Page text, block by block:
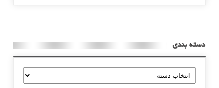
دسته بندی
دسته
بندی